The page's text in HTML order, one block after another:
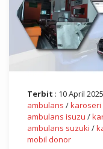
Terbit : 10 April
ambulans /karoseri
ambulans isuzu /
ambulans suzuki /
mobil donor